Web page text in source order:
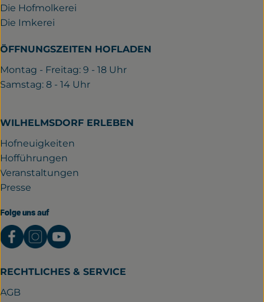
Die Hofmolkerei
Die Imkerei
ÖFFNUNGSZEITEN HOFLADEN
Montag - Freitag: 9 - 18 Uhr
Samstag: 8 - 14 Uhr
WILHELMSDORF ERLEBEN
Hofneuigkeiten
Hofführungen
Veranstaltungen
Presse
Folge uns auf
Externer Link zu https://www.facebook.com/
Externer Link zu https://
Externer Link zu https://
RECHTLICHES & SERVICE
AGB